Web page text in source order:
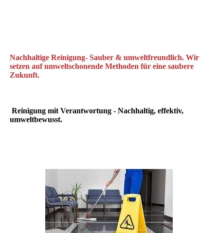
Nachhaltige Reinigung- Sauber & umweltfreundlich. Wir
setzen auf umweltschonende Methoden für eine saubere
Zukunft.
Reinigung mit Verantwortung - Nachhaltig, effektiv,
umweltbewusst.